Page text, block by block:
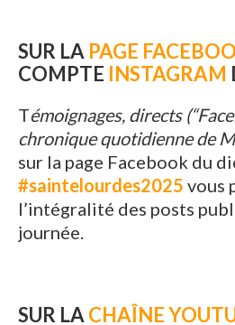
SUR LA PAGE
COMPTE INSTAGRAM
Témoignages, directs
chronique quotidienne de
sur la page Facebook du
#saintelourdes2025 vous
l’intégralité des posts
journée.
SUR LA CHAÎNE